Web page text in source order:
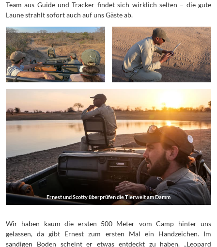
Team aus Guide und Tracker findet sich wirklich selten – die gute
Laune strahlt sofort auch auf uns Gäste ab.
Ernest und Scotty überprüfen die Tierwelt am Damm
Wir haben kaum die ersten 500 Meter vom Camp hinter uns
gelassen, da gibt Ernest zum ersten Mal ein Handzeichen. Im
sandigen Boden scheint er etwas entdeckt zu haben. „Leopard